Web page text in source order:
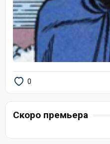
0
Скоро премьера